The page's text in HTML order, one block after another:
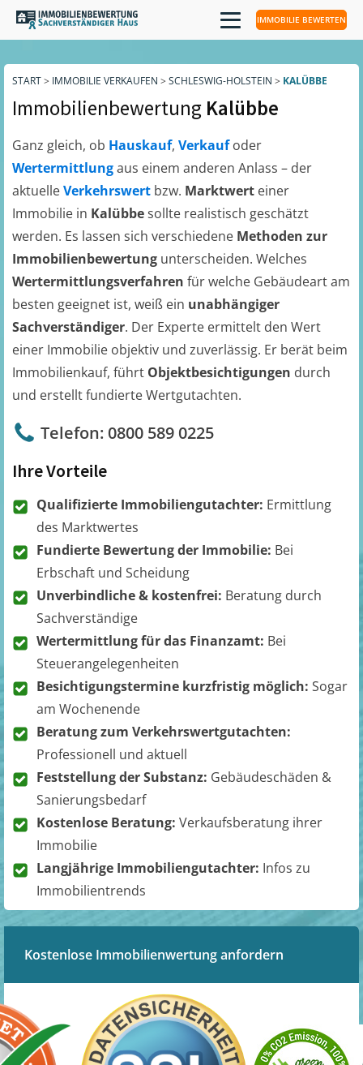
IMMOBILIE BEWERTEN
START> IMMOBILIE VERKAUFEN > SCHLESWIG-HOLSTEIN > KALÜBBE
Immobilienbewertung Kalübbe
Ganz gleich, ob Hauskauf, Verkaufoder
Wertermittlungaus einem anderen Anlass – der
aktuelleVerkehrswert bzw. Marktwert einer
Immobilie in Kalübbesollte realistisch geschätzt
werden. Es lassen sich verschiedene Methoden zur
Immobilienbewertung unterscheiden. Welches
Wertermittlungsverfahren für welche Gebäudeart am
besten geeignet ist, weiß ein unabhängiger
Sachverständiger. Der Experte ermittelt den Wert
einer Immobilie objektiv und zuverlässig. Er berät beim
Immobilienkauf, führt Objektbesichtigungen durch
und erstellt fundierte Wertgutachten.
Telefon: 0800 589 0225
Ihre Vorteile
Qualifizierte Immobiliengutachter: Ermittlung
des Marktwertes
Fundierte Bewertung der Immobilie: Bei
Erbschaft und Scheidung
Unverbindliche & kostenfrei: Beratung durch
Sachverständige
Wertermittlung für das Finanzamt: Bei
Steuerangelegenheiten
Besichtigungstermine kurzfristig möglich: Sogar
am Wochenende
Beratung zum Verkehrswertgutachten:
Professionell und aktuell
Feststellung der Substanz: Gebäudeschäden &
Sanierungsbedarf
Kostenlose Beratung: Verkaufsberatung ihrer
Immobilie
Langjährige Immobiliengutachter: Infos zu
Immobilientrends
Kostenlose Immobilienwertung anfordern